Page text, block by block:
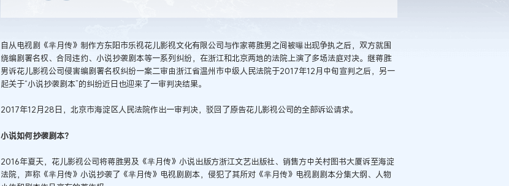
自从电视剧《芈月传》制作方东阳市乐视花儿影视文化有限公司与作家蒋胜男之间被曝出现争执之后，双方就围
绕编剧署名权、合同违约、小说抄袭剧本等一系列纠纷，在浙江和北京两地的法院上演了多场法庭对决。继蒋胜
男诉花儿影视公司侵害编剧署名权纠纷一案二审由浙江省温州市中级人民法院于2017年12月中旬宣判之后，另一
起关于“小说抄袭剧本”的纠纷近日也迎来了一审判决结果。
2017年12月28日，北京市海淀区人民法院作出一审判决，驳回了原告花儿影视公司的全部诉讼请求。
小说如何抄袭剧本？
2016年夏天，花儿影视公司将蒋胜男及《芈月传》小说出版方浙江文艺出版社、销售方中关村图书大厦诉至海淀
法院，声称《芈月传》小说抄袭了《芈月传》电视剧剧本，侵犯了其所对《芈月传》电视剧剧本分集大纲、人物